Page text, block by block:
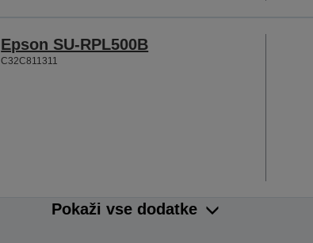
Epson SU-RPL500B
C32C811311
Pokaži vse dodatke